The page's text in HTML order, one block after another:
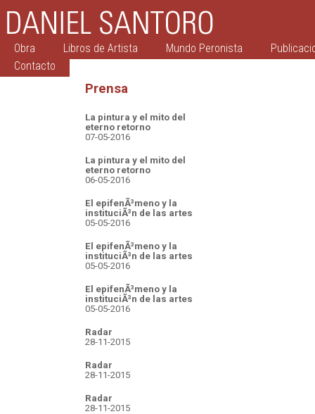
Obra Libros de Artista Mundo Peronista
Contacto
Prensa
La pintura y el mito del
eterno retorno
07-05-2016
La pintura y el mito del
eterno retorno
06-05-2016
El epifenÃ³meno y la
instituciÃ³n de las artes
05-05-2016
El epifenÃ³meno y la
instituciÃ³n de las artes
05-05-2016
El epifenÃ³meno y la
instituciÃ³n de las artes
05-05-2016
Radar
28-11-2015
Radar
28-11-2015
Radar
28-11-2015